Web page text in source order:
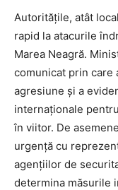
Autoritățile, atât
rapid la atacurile
Marea Neagră.
comunicat prin care
agresiune și a
internaționale
în viitor. De
urgență cu
agențiilor de
determina măsurile